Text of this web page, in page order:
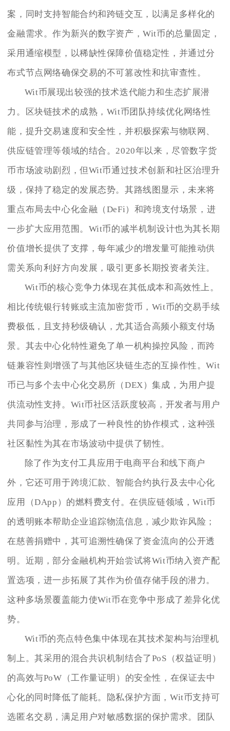
案，同时支持智能合约和跨链交互，以满足多样化的
金融需求。作为新兴的数字资产，Wit币的总量固定，
采用通缩模型，以稀缺性保障价值稳定性，并通过分
布式节点网络确保交易的不可篡改性和抗审查性。
Wit币展现出较强的技术迭代能力和生态扩展潜
力。区块链技术的成熟，Wit币团队持续优化网络性
能，提升交易速度和安全性，并积极探索与物联网、
供应链管理等领域的结合。2020年以来，尽管数字货
币市场波动剧烈，但Wit币通过技术创新和社区治理升
级，保持了稳定的发展态势。其路线图显示，未来将
重点布局去中心化金融（DeFi）和跨境支付场景，进
一步扩大应用范围。Wit币的减半机制设计也为其长期
价值增长提供了支撑，每年减少的增发量可能推动供
需关系向利好方向发展，吸引更多长期投资者关注。
Wit币的核心竞争力体现在其低成本和高效性上。
相比传统银行转账或主流加密货币，Wit币的交易手续
费极低，且支持秒级确认，尤其适合高频小额支付场
景。其去中心化特性避免了单一机构操控风险，而跨
链兼容性则增强了与其他区块链生态的互操作性。Wit
币已与多个去中心化交易所（DEX）集成，为用户提
供流动性支持。Wit币社区活跃度较高，开发者与用户
共同参与治理，形成了一种良性的协作模式，这种强
社区黏性为其在市场波动中提供了韧性。
除了作为支付工具应用于电商平台和线下商户
外，它还可用于跨境汇款、智能合约执行及去中心化
应用（DApp）的燃料费支付。在供应链领域，Wit币
的透明账本帮助企业追踪物流信息，减少欺诈风险；
在慈善捐赠中，其可追溯性确保了资金流向的公开透
明。近期，部分金融机构开始尝试将Wit币纳入资产配
置选项，进一步拓展了其作为价值存储手段的潜力。
这种多场景覆盖能力使Wit币在竞争中形成了差异化优
势。
Wit币的亮点特色集中体现在其技术架构与治理机
制上。其采用的混合共识机制结合了PoS（权益证明）
的高效与PoW（工作量证明）的安全性，在保证去中
心化的同时降低了能耗。隐私保护方面，Wit币支持可
选匿名交易，满足用户对敏感数据的保护需求。团队